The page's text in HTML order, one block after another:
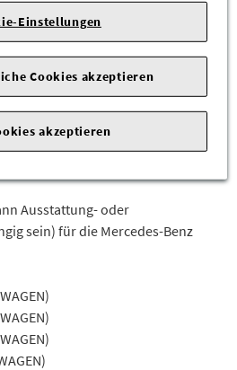
|Webseite:
das Ersatzteil bei Ihrem Fahrzeug
Fahrgestellnummer Ihres
Ausstattung- oder
sein) für die Mercedes-Benz
Einstellungen
Cookies akzeptieren
akzeptieren